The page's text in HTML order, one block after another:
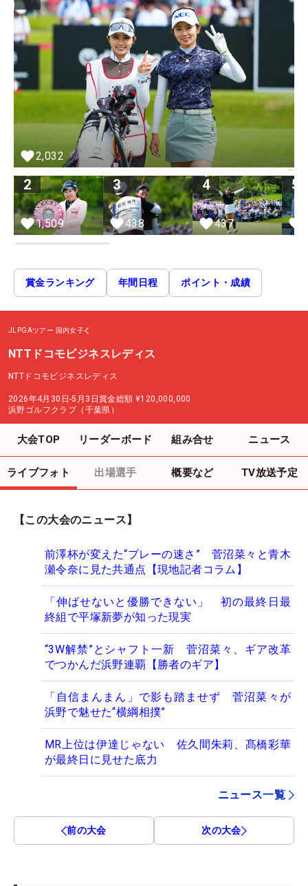
2,032
2
1,509
3
438
4
437
5
賞金ランキング 年間日程 ポイント・成績
JLPGAツアー 国内女子
NTTドコモビジネスレディス
NTTドコモビジネスレディス
2026年4月30日-5月3日賞金総額 ¥120,000,000
浜野ゴルフクラブ（千葉県）
大会TOP リーダーボード 組み合せ ニュース
ライブフォト 出場選手 概要など TV放送予定
【この大会のニュース】
前澤杯が変えた“プレーの速さ” 菅沼菜々と青木
瀬令奈に見た共通点【現地記者コラム】
「伸ばせないと優勝できない」 初の最終日最
終組で平塚新夢が知った現実
“3W解禁”とシャフト一新 菅沼菜々、ギア改革
でつかんだ浜野連覇【勝者のギア】
「自信まんまん」で影も踏ませず 菅沼菜々が
浜野で魅せた“横綱相撲”
MR上位は伊達じゃない 佐久間朱莉、髙橋彩華
が最終日に見せた底力
ニュース一覧
前の大会 次の大会